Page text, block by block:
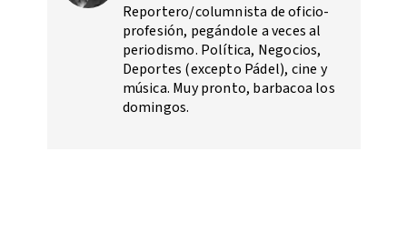
Reportero/columnista de oficio-
profesión, pegándole a veces al
periodismo. Política, Negocios,
Deportes (excepto Pádel), cine y
música. Muy pronto, barbacoa los
domingos.